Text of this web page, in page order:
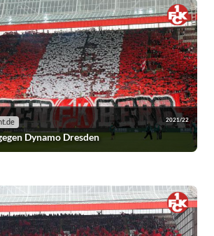
2021/22
Dynamo Dresden